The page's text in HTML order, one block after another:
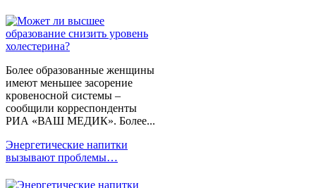
Более образованные женщины
имеют меньшее засорение
кровеносной системы –
сообщили корреспонденты
РИА «ВАШ МЕДИК». Более...
Энергетические напитки
вызывают проблемы…